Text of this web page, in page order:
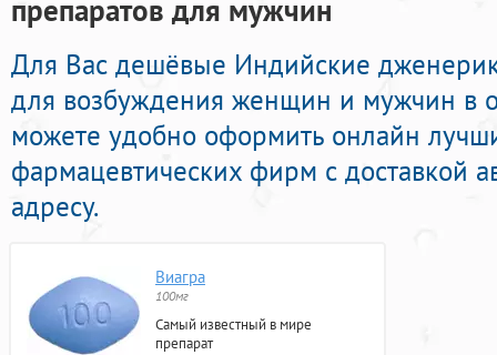
препаратов для мужчин
Для Вас дешёвые Индийские
для возбуждения женщин и мужчин в
можете удобно оформить онлайн
фармацевтических фирм с доставкой
адресу.
Виагра
100мг
Самый известный в мире
препарат